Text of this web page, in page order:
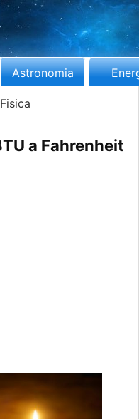
Astronomia
Fisica
a Fahrenheit